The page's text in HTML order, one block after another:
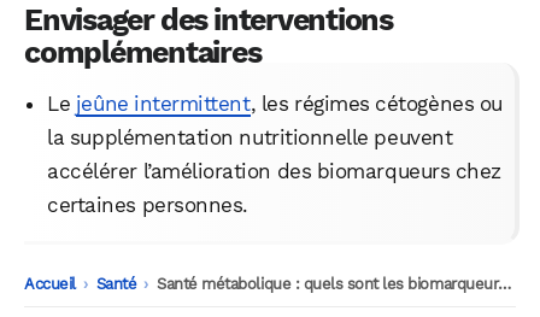
Envisager des interventions
complémentaires
Le jeûne intermittent, les régimes cétogènes ou
la supplémentation nutritionnelle peuvent
accélérer l’amélioration des biomarqueurs chez
certaines personnes.
Accueil -
Santé -
Santé métabolique : quels sont les biomarqueurs à surveiller ?